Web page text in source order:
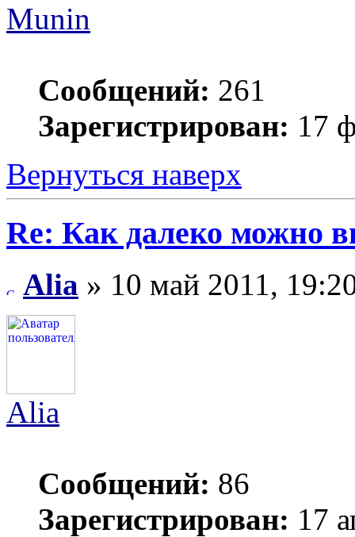
Munin
Сообщений: 261
Зарегистрирован: 17
Вернуться наверх
Re: Как далеко можно
Alia » 10 май 2011,
Alia
Сообщений: 86
Зарегистрирован: 17